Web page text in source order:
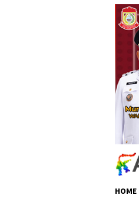
HOME